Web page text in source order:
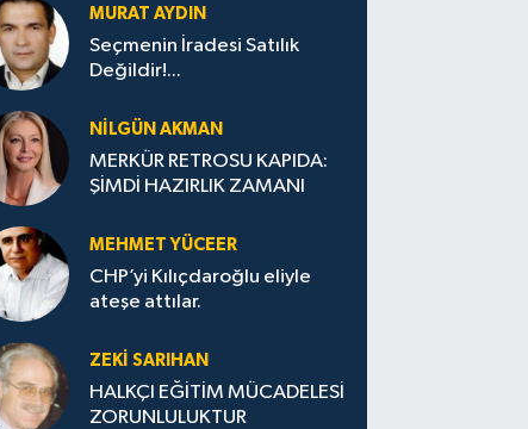
MURAT AYDIN
Seçmenin İradesi Satılık
Değildir!...
NILGÜN AKMAN
MERKÜR RETROSU KAPIDA:
ŞİMDİ HAZIRLIK ZAMANI
MEHMET YÜCEER
CHP’yi Kılıçdaroğlu eliyle
ateşe attılar.
ZEKI SARIHAN
HALKÇI EĞİTİM MÜCADELESİ
ZORUNLULUKTUR